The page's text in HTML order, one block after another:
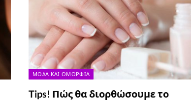
ΜΌΔΑ ΚΑΙ ΟΜΟΡΦΙΆ
Tips! Πώς θα διορθώσουμε το